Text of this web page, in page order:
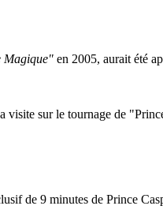
Magique" en 2005, aurait été
visite sur le tournage de
de 9 minutes de Prince